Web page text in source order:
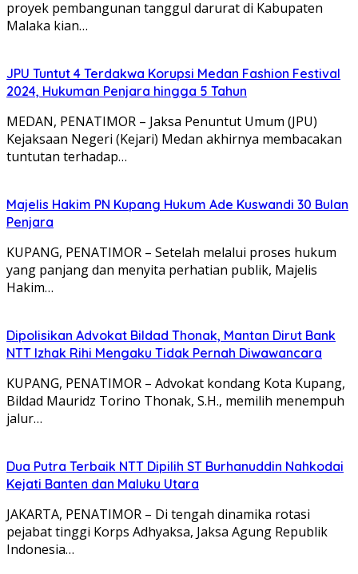
proyek pembangunan tanggul darurat di Kabupaten
Malaka kian…
JPU Tuntut 4 Terdakwa Korupsi Medan Fashion Festival
2024, Hukuman Penjara hingga 5 Tahun
MEDAN, PENATIMOR – Jaksa Penuntut Umum (JPU)
Kejaksaan Negeri (Kejari) Medan akhirnya membacakan
tuntutan terhadap…
Majelis Hakim PN Kupang Hukum Ade Kuswandi 30 Bulan
Penjara
KUPANG, PENATIMOR – Setelah melalui proses hukum
yang panjang dan menyita perhatian publik, Majelis
Hakim…
Dipolisikan Advokat Bildad Thonak, Mantan Dirut Bank
NTT Izhak Rihi Mengaku Tidak Pernah Diwawancara
KUPANG, PENATIMOR – Advokat kondang Kota Kupang,
Bildad Mauridz Torino Thonak, S.H., memilih menempuh
jalur…
Dua Putra Terbaik NTT Dipilih ST Burhanuddin Nahkodai
Kejati Banten dan Maluku Utara
JAKARTA, PENATIMOR – Di tengah dinamika rotasi
pejabat tinggi Korps Adhyaksa, Jaksa Agung Republik
Indonesia…